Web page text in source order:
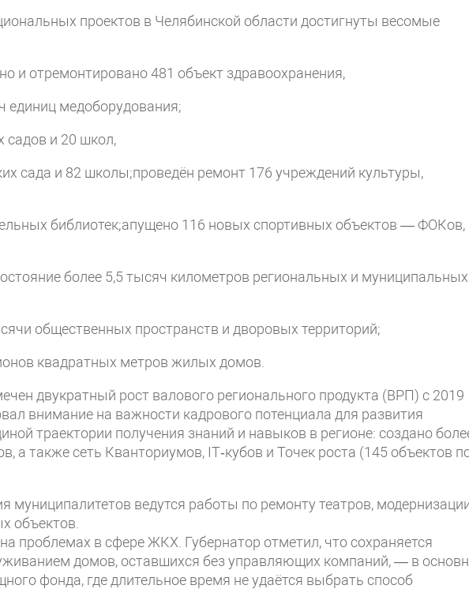
проектов в Челябинской области достигнуты весомые
и отремонтировано 481 объект здравоохранения,
единиц медоборудования;
садов и 20 школ,
сада и 82 школы;проведён ремонт 176 учреждений культуры,
библиотек;апущено 116 новых спортивных объектов — ФОКов,
более 5,5 тысяч километров региональных и муниципальных
общественных пространств и дворовых территорий;
квадратных метров жилых домов.
двукратный рост валового регионального продукта (ВРП) с 2019
внимание на важности кадрового потенциала для развития
траектории получения знаний и навыков в регионе: создано
а также сеть Кванториумов, IT‑кубов и Точек роста (145 объектов
муниципалитетов ведутся работы по ремонту театров,
объектов.
проблемах в сфере ЖКХ. Губернатор отметил, что сохраняется
домов, оставшихся без управляющих компаний, — в
фонда, где длительное время не удаётся выбрать способ